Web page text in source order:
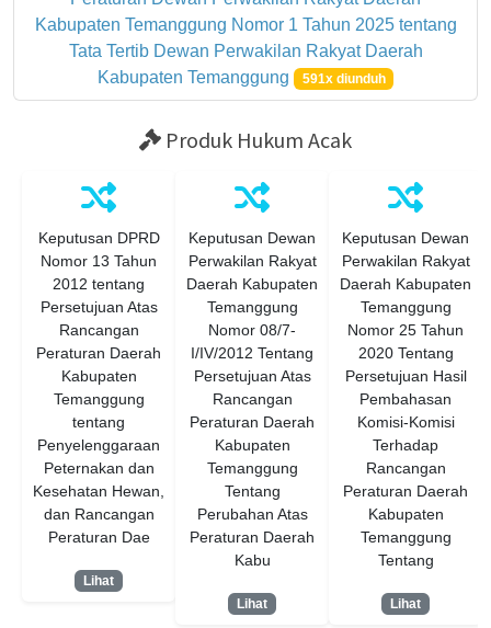
Kabupaten Temanggung Nomor 1 Tahun 2025 tentang
Tata Tertib Dewan Perwakilan Rakyat Daerah
Kabupaten Temanggung
591x diunduh
Produk Hukum Acak
Keputusan DPRD
Nomor 13 Tahun
2012 tentang
Persetujuan Atas
Rancangan
Peraturan Daerah
Kabupaten
Temanggung
tentang
Penyelenggaraan
Peternakan dan
Kesehatan Hewan,
dan Rancangan
Peraturan Dae
Lihat
Keputusan Dewan
Perwakilan Rakyat
Daerah Kabupaten
Temanggung
Nomor 08/7-
I/IV/2012 Tentang
Persetujuan Atas
Rancangan
Peraturan Daerah
Kabupaten
Temanggung
Tentang
Perubahan Atas
Peraturan Daerah
Kabu
Lihat
Keputusan Dewan
Perwakilan Rakyat
Daerah Kabupaten
Temanggung
Nomor 25 Tahun
2020 Tentang
Persetujuan Hasil
Pembahasan
Komisi-Komisi
Terhadap
Rancangan
Peraturan Daerah
Kabupaten
Temanggung
Tentang
Lihat